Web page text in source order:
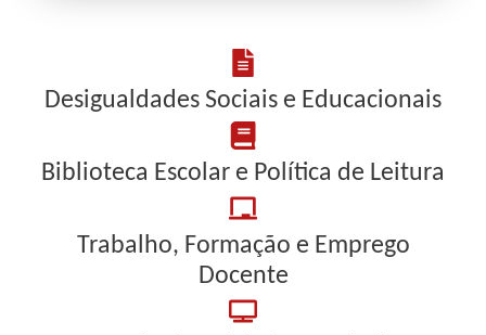
Desigualdades Sociais e Educacionais
Biblioteca Escolar e Política de Leitura
Trabalho, Formação e Emprego
Docente